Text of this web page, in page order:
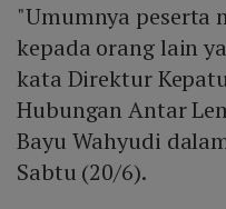
"Umumnya peserta
kepada orang lain
kata Direktur
Hubungan Antar
Bayu Wahyudi
Sabtu (20/6).